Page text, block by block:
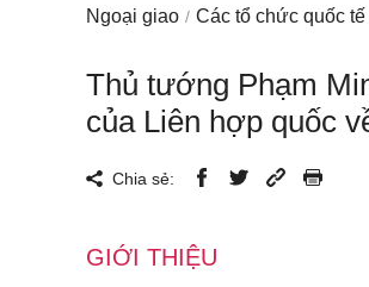
Ngoại giao Các tổ chức quốc tế
Thủ tướng Phạm
của Liên hợp quốc
Chia sẻ:
GIỚI THIỆU